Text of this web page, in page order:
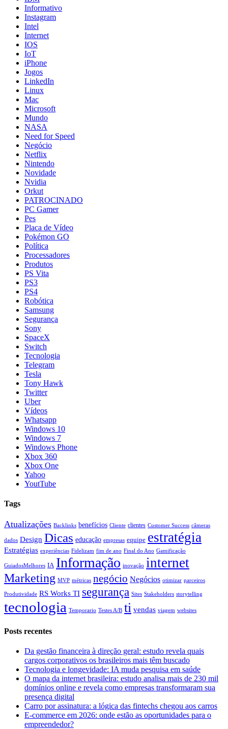
Informativo
Instagram
Intel
Internet
IOS
IoT
iPhone
Jogos
LinkedIn
Linux
Mac
Microsoft
Mundo
NASA
Need for Speed
Negócio
Netflix
Nintendo
Novidade
Nvidia
Orkut
PATROCINADO
PC Gamer
Pes
Placa de Vídeo
Pokémon GO
Política
Processadores
Produtos
PS Vita
PS3
PS4
Robótica
Samsung
Segurança
Sony
SpaceX
Switch
Tecnologia
Telegram
Tesla
Tony Hawk
Twitter
Uber
Vídeos
Whatsapp
Windows 10
Windows 7
Windows Phone
Xbox 360
Xbox One
Yahoo
YoutTube
Tags
Atualizações Backlinks benefícios Cliente clientes Customer Success câmeras
dados Design Dicas educação empresas equipe estratégia
Estratégias experiências Fidelizam fim de ano Final do Ano Gamificação
GuiadosMelhores IA Informação inovação internet
Marketing MVP métricas negócio Negócios otimizar parceiros
Produtividade RS Works TI segurança Sites Stakeholders storytelling
tecnologia Temporario Testes A/B ti vendas viagem websites
Posts recentes
Da gestão financeira à direção geral: estudo revela quais
cargos corporativos os brasileiros mais têm buscado
Tecnologia e longevidade: IA muda pesquisa em saúde
O mapa da internet brasileira: estudo analisa mais de 230 mil
domínios online e revela como empresas transformaram sua
presença digital
Carro por assinatura: a lógica das fintechs chegou aos carros
E-commerce em 2026: onde estão as oportunidades para o
empreendedor?